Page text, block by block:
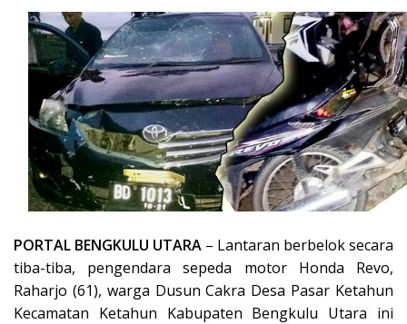
PORTAL BENGKULU UTARA – Lantaran berbelok secara
tiba-tiba, pengendara sepeda motor Honda Revo,
Raharjo (61), warga Dusun Cakra Desa Pasar Ketahun
Kecamatan Ketahun Kabupaten Bengkulu Utara ini